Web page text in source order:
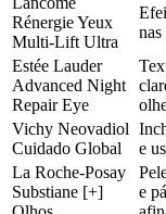
Rénergie Yeux
Multi-Lift Ultra
nas
Estée Lauder
Advanced Night
Repair Eye
Vichy Neovadiol
Cuidado Global
e
La Roche-Posay
Substiane [+]
e